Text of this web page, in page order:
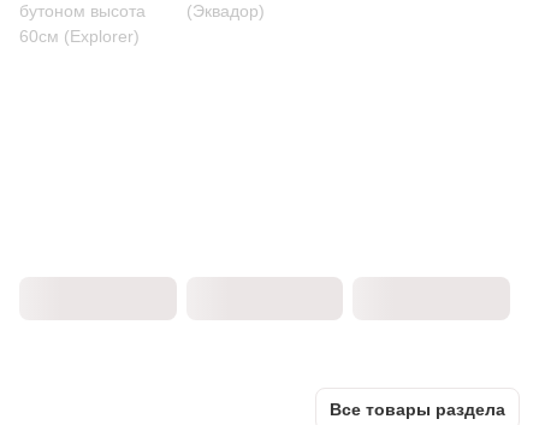
бутоном высота
60см (Explorer)
(Эквадор)
Все товары раздела